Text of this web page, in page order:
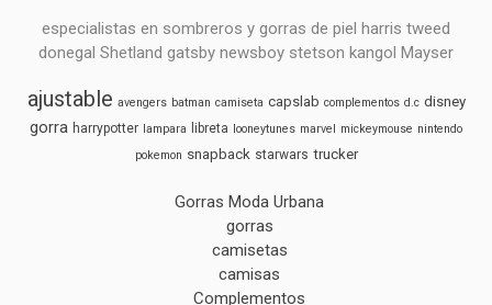
especialistas en sombreros y gorras de piel harris tweed
donegal Shetland gatsby newsboy stetson kangol Mayser
ajustable avengers batman camiseta capslab complementos d.c disney
gorra harrypotter lampara libreta looneytunes marvel mickeymouse nintendo
pokemon snapback starwars trucker
Gorras Moda Urbana
gorras
camisetas
camisas
Complementos